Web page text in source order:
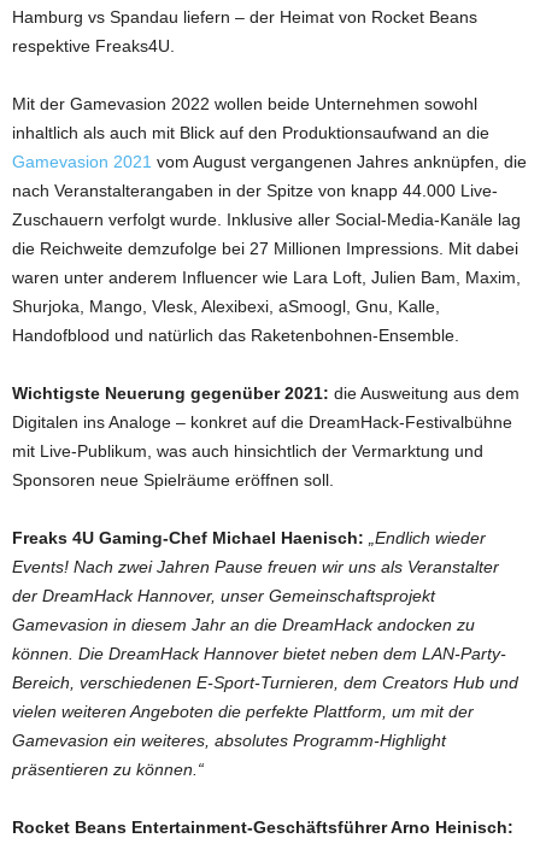
Hamburg vs Spandau liefern – der Heimat von Rocket Beans
respektive Freaks4U.
Mit der Gamevasion 2022 wollen beide Unternehmen sowohl
inhaltlich als auch mit Blick auf den Produktionsaufwand an die
Gamevasion 2021 vom August vergangenen Jahres anknüpfen, die
nach Veranstalterangaben in der Spitze von knapp 44.000 Live-
Zuschauern verfolgt wurde. Inklusive aller Social-Media-Kanäle lag
die Reichweite demzufolge bei 27 Millionen Impressions. Mit dabei
waren unter anderem Influencer wie Lara Loft, Julien Bam, Maxim,
Shurjoka, Mango, Vlesk, Alexibexi, aSmoogl, Gnu, Kalle,
Handofblood und natürlich das Raketenbohnen-Ensemble.
Wichtigste Neuerung gegenüber 2021: die Ausweitung aus dem
Digitalen ins Analoge – konkret auf die DreamHack-Festivalbühne
mit Live-Publikum, was auch hinsichtlich der Vermarktung und
Sponsoren neue Spielräume eröffnen soll.
Freaks 4U Gaming-Chef Michael Haenisch:
„Endlich wieder
Events! Nach zwei Jahren Pause freuen wir uns als Veranstalter
der DreamHack Hannover, unser Gemeinschaftsprojekt
Gamevasion in diesem Jahr an die DreamHack andocken zu
können. Die DreamHack Hannover bietet neben dem LAN-Party-
Bereich, verschiedenen E-Sport-Turnieren, dem Creators Hub und
vielen weiteren Angeboten die perfekte Plattform, um mit der
Gamevasion ein weiteres, absolutes Programm-Highlight
präsentieren zu können.“
Rocket Beans Entertainment-Geschäftsführer Arno Heinisch: